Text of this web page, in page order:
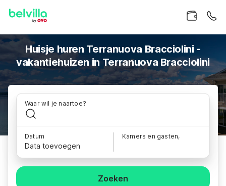
Huisje huren Terranuova Bracciolini -
vakantiehuizen in Terranuova Bracciolini
Waar wil je naartoe?
Datum
Data toevoegen
Kamers en gasten,
Zoeken